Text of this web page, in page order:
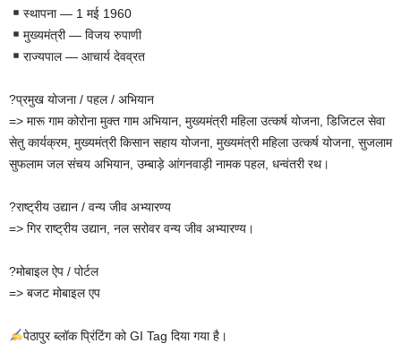
स्थापना — 1 मई 1960
मुख्यमंत्री — विजय रुपाणी
राज्यपाल — आचार्य देवव्रत
?प्रमुख योजना / पहल / अभियान
=> मारू गाम कोरोना मुक्त गाम अभियान, मुख्यमंत्री महिला उत्कर्ष योजना, डिजिटल सेवा
सेतु कार्यक्रम, मुख्यमंत्री किसान सहाय योजना, मुख्यमंत्री महिला उत्कर्ष योजना, सुजलाम
सुफलाम जल संचय अभियान, उम्बाड़े आंगनवाड़ी नामक पहल, धन्वंतरी रथ।
?राष्ट्रीय उद्यान / वन्य जीव अभ्यारण्य
=> गिर राष्ट्रीय उद्यान, नल सरोवर वन्य जीव अभ्यारण्य।
?मोबाइल ऐप / पोर्टल
=> बजट मोबाइल एप
पेठापुर ब्लॉक प्रिंटिंग को GI Tag दिया गया है।